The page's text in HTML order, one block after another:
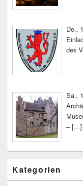
Do.,
des
Sa.,
–[…]
Kategorien